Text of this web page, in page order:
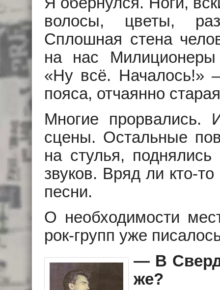
волосы, цветы,
Сплошная стена
на нас
«Ну всё. Началось!»
пояса, отчаянно
Многие прорвались.
сцены. Остальные
на стулья,
звуков. Вряд ли кто-
песни.
О необходимости
рок-групп уже
— В
же?